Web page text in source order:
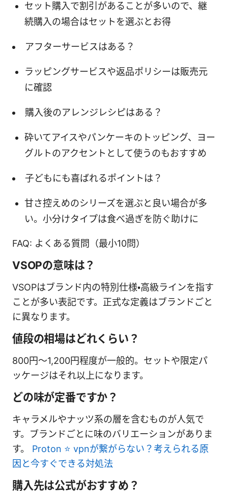
セット購入で割引があることが多いので、継
続購入の場合はセットを選ぶとお得
アフターサービスはある？
ラッピングサービスや返品ポリシーは販売元
に確認
購入後のアレンジレシピはある？
砕いてアイスやパンケーキのトッピング、ヨー
グルトのアクセントとして使うのもおすすめ
子どもにも喜ばれるポイントは？
甘さ控えめのシリーズを選ぶと良い場合が多
い。小分けタイプは食べ過ぎを防ぐ助けに
FAQ: よくある質問（最小10問）
VSOPの意味は？
VSOPはブランド内の特別仕様・高級ラインを指す
ことが多い表記です。正式な定義はブランドごと
に異なります。
値段の相場はどれくらい？
800円〜1,200円程度が一般的。セットや限定パ
ッケージはそれ以上になります。
どの味が定番ですか？
キャラメルやナッツ系の層を含むものが人気で
す。ブランドごとに味のバリエーションがありま
す。 Proton ⭐ vpnが繋がらない？考えられる原
因と今すぐできる対処法
購入先は公式がおすすめ？